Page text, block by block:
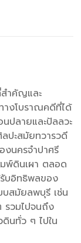
ำคัญและ
างโบราณคดีที่ได้
ปลายและปัลลวะ
ปะสมัยทวารวดี
งนครจำปาศรี
พ์ดินเผา ตลอด
บอิทธิพลของ
สมัยลพบุรี เช่น
วมไปจนถึง
นทั่ว ๆ ไปใน